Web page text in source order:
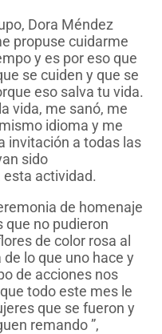
Dora Méndez
propuse cuidarme
y es por eso que
se cuiden y que se
eso salva tu vida.
vida, me sanó, me
idioma y me
invitación a todas las
sido
actividad.
de homenaje
que no pudieron
de color rosa al
lo que uno hace y
de acciones nos
todo este mes le
que se fueron y
remando ”,